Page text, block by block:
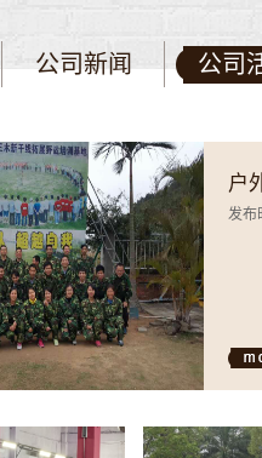
公司新闻 公司
户
发布